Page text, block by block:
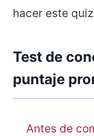
hacer este
Test de
puntaje
Antes de